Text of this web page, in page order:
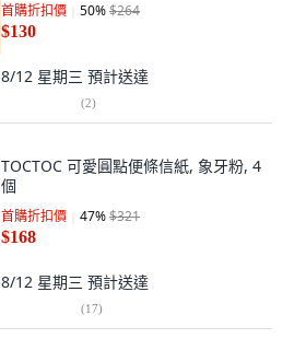
首購折扣價 50%$264
$130
8/12 星期三 預計送達
(2)
TOCTOC 可愛圓點便條信紙, 象牙粉, 4
個
首購折扣價 47%$321
$168
8/12 星期三 預計送達
(17)